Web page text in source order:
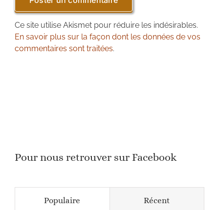
Ce site utilise Akismet pour réduire les indésirables.
En savoir plus sur la façon dont les données de vos
commentaires sont traitées.
Pour nous retrouver sur Facebook
Populaire Récent